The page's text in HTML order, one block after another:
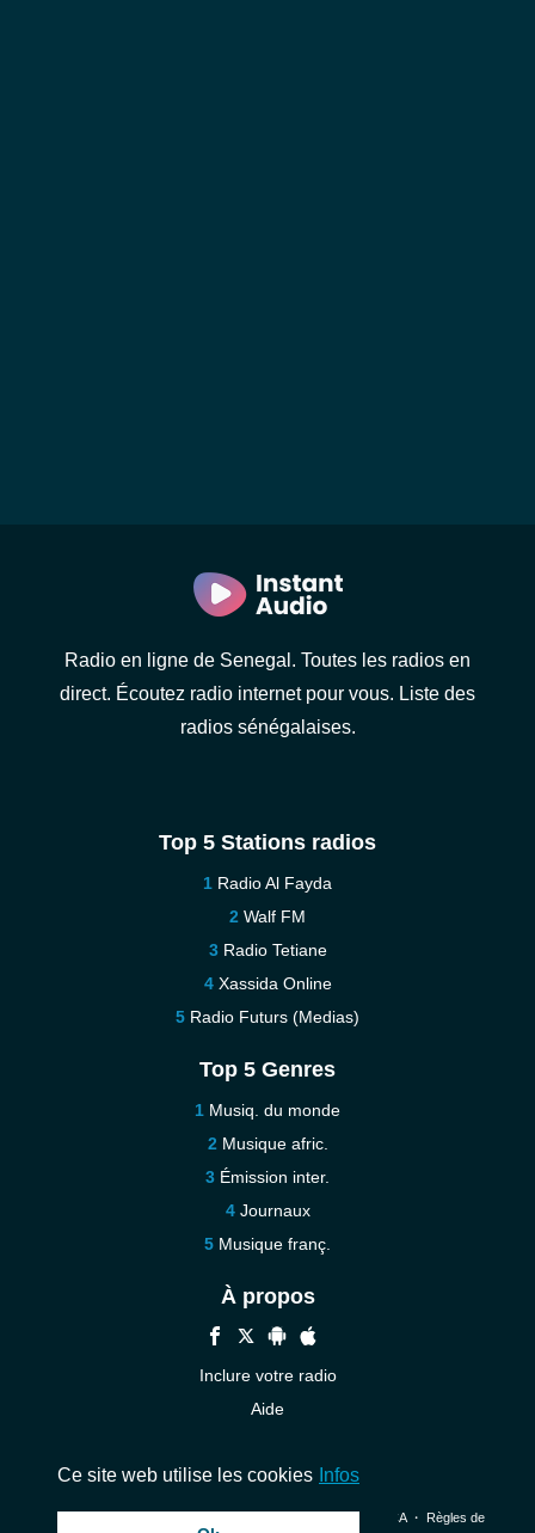
Radio en ligne de Senegal. Toutes les radios en
direct. Écoutez radio internet pour vous. Liste des
radios sénégalaises.
Top 5 Stations radios
Radio Al Fayda
Walf FM
Radio Tetiane
Xassida Online
Radio Futurs (Medias)
Top 5 Genres
Musiq. du monde
Musique afric.
Émission inter.
Journaux
Musique franç.
À propos
Inclure votre radio
Aide
DMCA・ Règles de
Ce site web utilise les cookies Infos